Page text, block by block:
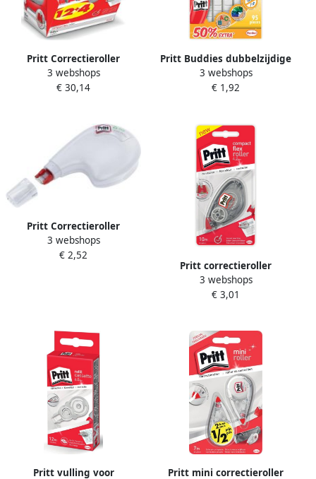
Pritt Correctieroller
Compact Flex 4.2mmx 10m
promo pack Ã 12 4 gratis
3 webshops
€ 30,14
Pritt Buddies dubbelzijdige
kleefpad poster blister à 95
stuks 50% gratis
3 webshops
€ 1,92
Pritt Correctieroller
4.2mmx10m eco flex
3 webshops
€ 2,52
Pritt correctieroller
Compact Flex 4 2 mm x 10
m op blister
3 webshops
€ 3,01
Pritt vulling voor Pritt mini correctieroller